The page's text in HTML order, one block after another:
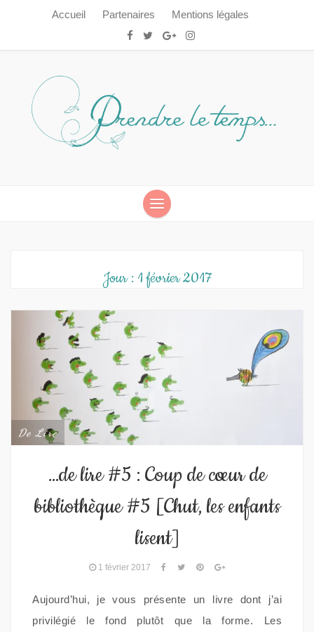
Accueil Partenaires Mentions légales
Jour : 1 février 2017
De Lire
…de lire #5 : Coup de cœur de
bibliothèque #5 [Chut, les enfants
lisent]
1 février 2017
Aujourd’hui, je vous présente un livre dont j’ai
privilégié le fond plutôt que la forme. Les